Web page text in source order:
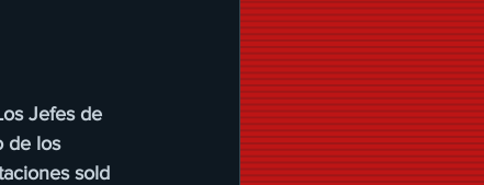
Jefes de
de los
sold